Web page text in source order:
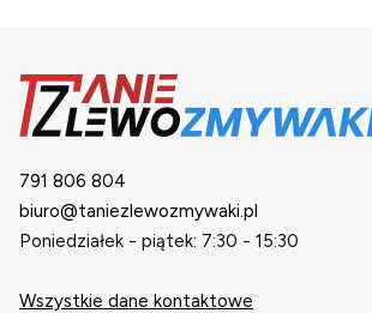
791 806 804
biuro@taniezlewozmywaki.pl
Poniedziałek - piątek: 7:30 - 15:30
Wszystkie dane kontaktowe